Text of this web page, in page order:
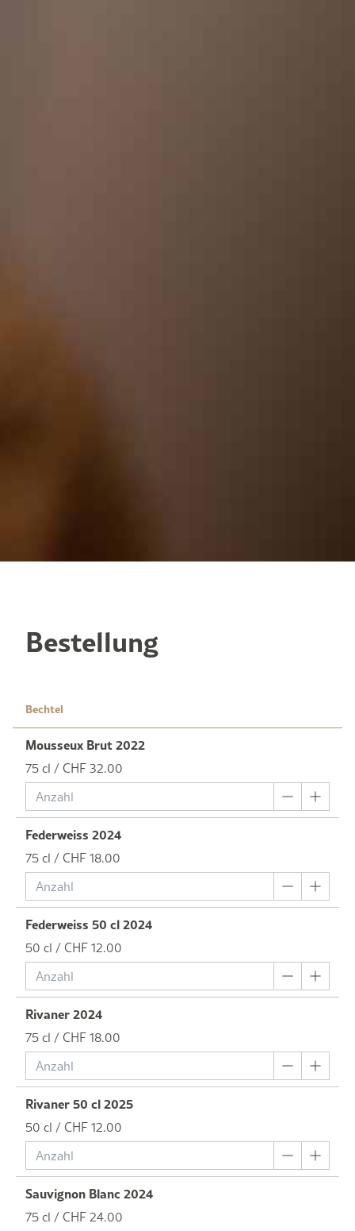
Bestellung
Bechtel
Mousseux Brut 2022
75 cl / CHF 32.00
Federweiss 2024
75 cl / CHF 18.00
Federweiss 50 cl 2024
50 cl / CHF 12.00
Rivaner 2024
75 cl / CHF 18.00
Rivaner 50 cl 2025
50 cl / CHF 12.00
Sauvignon Blanc 2024
75 cl / CHF 24.00